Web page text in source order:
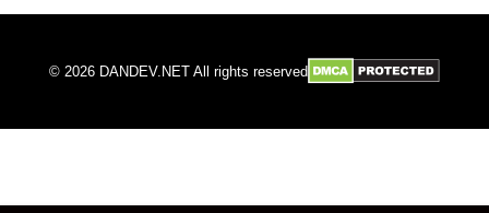
© 2026 DANDEV.NET All rights reserved